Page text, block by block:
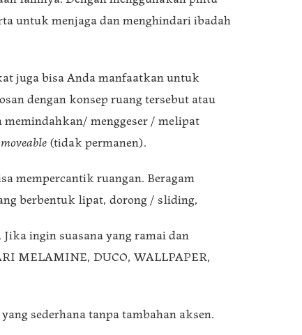
untuk menjaga dan menghindari ibadah
juga bisa Anda manfaatkan untuk
dengan konsep ruang tersebut atau
menggeser / melipat
moveable(tidak permanen).
mempercantik ruangan. Beragam
berbentuk lipat, dorong / sliding,
ingin suasana yang ramai dan
MELAMINE, DUCO, WALLPAPER,
sederhana tanpa tambahan aksen.